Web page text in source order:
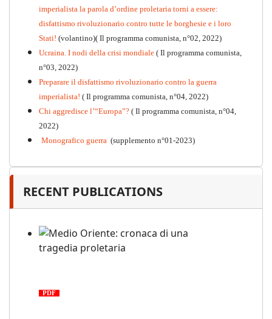
imperialista la parola d’ordine proletaria torni a essere:
disfattismo rivoluzionario contro tutte le borghesie e i loro
Stati! (volantino)( Il programma comunista, n°02, 2022)
Ucraina. I nodi della crisi mondiale ( Il programma comunista,
n°03, 2022)
Preparare il disfattismo rivoluzionario contro la guerra
imperialista! ( Il programma comunista, n°04, 2022)
Chi aggredisce l’“Europa”? ( Il programma comunista, n°04,
2022)
Monografico guerra (supplemento n°01-2023)
RECENT PUBLICATIONS
PDF